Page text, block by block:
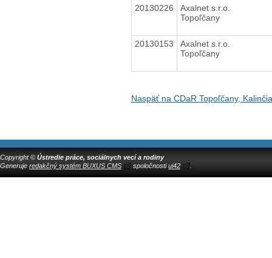
20130226
Axalnet s.r.o.
Topoľčany
20130153
Axalnet s.r.o.
Topoľčany
Naspäť na CDaR Topoľčany,
Copyright © Ústredie práce, sociálnych vecí a rodiny
Generuje redakčný systém BUXUS CMS spoločnostiui42